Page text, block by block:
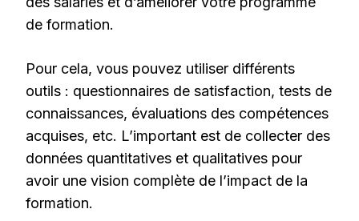
de formation.
Pour cela, vous pouvez utiliser différents
outils : questionnaires de satisfaction, tests de
connaissances, évaluations des compétences
acquises, etc. L’important est de collecter des
données quantitatives et qualitatives pour
avoir une vision complète de l’impact de la
formation.